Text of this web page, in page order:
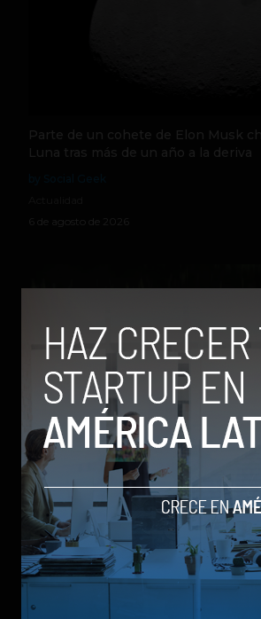
Parte de un cohete de Elon Musk
Luna tras más de un año a la deriva
6 de agosto de 2026
Qwen 3.8-Max, la nueva IA de
los modelos más poderosos
by Sergio Ramos
Actualidad
5 de agosto de 2026